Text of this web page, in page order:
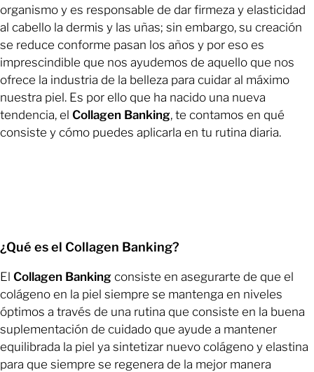
organismo y es responsable de dar firmeza y elasticidad
al cabello la dermis y las uñas; sin embargo, su creación
se reduce conforme pasan los años y por eso es
imprescindible que nos ayudemos de aquello que nos
ofrece la industria de la belleza para cuidar al máximo
nuestra piel. Es por ello que ha nacido una nueva
tendencia, el Collagen Banking, te contamos en qué
consiste y cómo puedes aplicarla en tu rutina diaria.
¿Qué es el Collagen Banking?
El Collagen Banking consiste en asegurarte de que el
colágeno en la piel siempre se mantenga en niveles
óptimos a través de una rutina que consiste en la buena
suplementación de cuidado que ayude a mantener
equilibrada la piel ya sintetizar nuevo colágeno y elastina
para que siempre se regenera de la mejor manera